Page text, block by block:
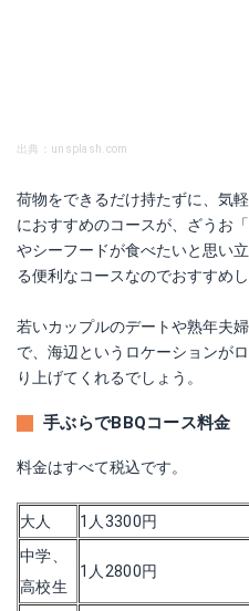
出典：unsplash.com
荷物をできるだけ持たずに、気
におすすめのコースが、ざうお
やシーフードが食べたいと思い
る便利なコースなのでおすすめし
若いカップルのデートや熟年夫
で、海辺というロケーションが
り上げてくれるでしょう。
手ぶらでBBQコース料金
料金はすべて税込です。
大人
1人3300円
中学、
高校生
1人2800円